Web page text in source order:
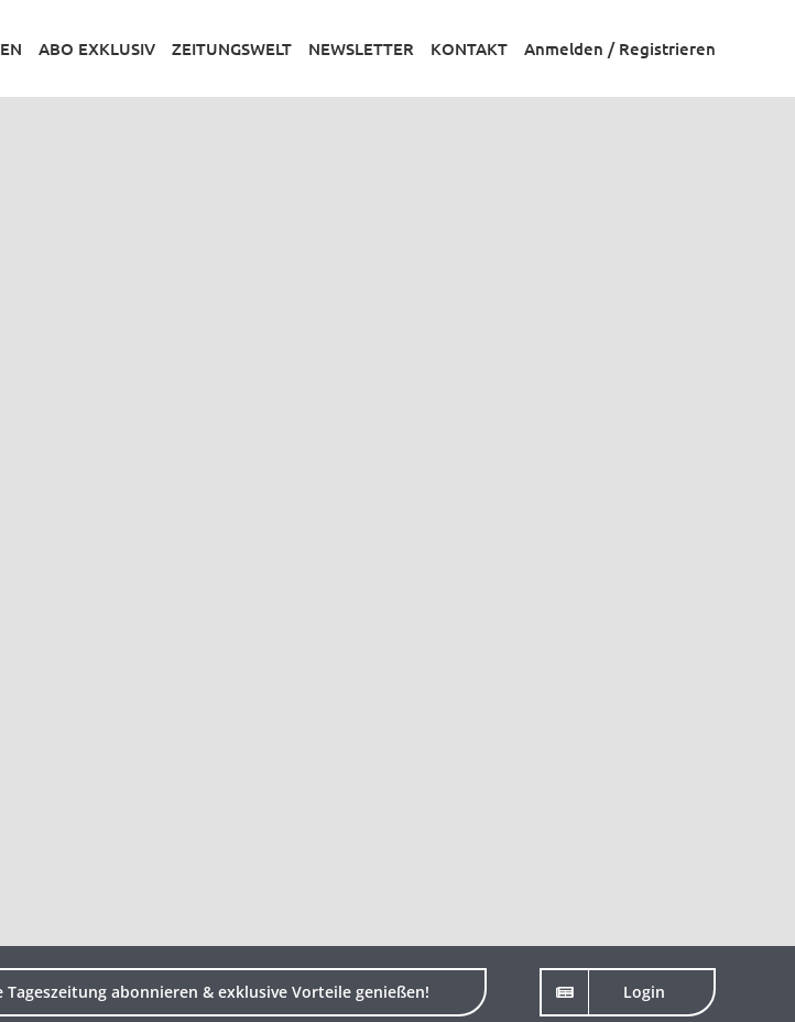
ABO EXKLUSIV ZEITUNGSWELT NEWSLETTER KONTAKT Anmelden / Registrieren
Tageszeitung abonnieren & exklusive Vorteile genießen! Login